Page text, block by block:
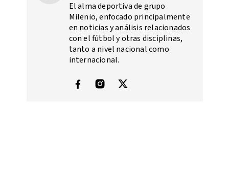
El alma deportiva de grupo
Milenio, enfocado principalmente
en noticias y análisis relacionados
con el fútbol y otras disciplinas,
tanto a nivel nacional como
internacional.